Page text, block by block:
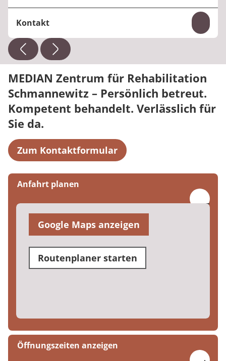
Kontakt
Telefon:+49 34361 62-452
E-Mail:oana.diosteanu@median-kliniken.de
MEDIAN Zentrum für Rehabilitation
Schmannewitz – Persönlich betreut.
Kompetent behandelt. Verlässlich für
Sie da.
Zum Kontaktformular
Anfahrt planen
Google Maps anzeigen
Routenplaner starten
Öffnungszeiten anzeigen